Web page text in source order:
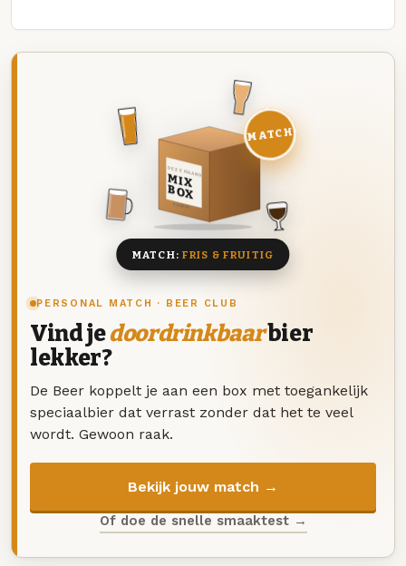
PERSONAL MATCH · BEER CLUB
Vind jedoordrinkbaarbier
lekker?
De Beer koppelt je aan een box met toegankelijk
speciaalbier dat verrast zonder dat het te veel
wordt. Gewoon raak.
Bekijk jouw match →
Of doe de snelle smaaktest →
DEZE MAAND
MIX
BOX
8 BIEREN
MATCH
MATCH: FRIS & FRUITIG